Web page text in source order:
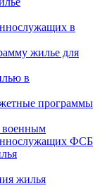
в
жилье для
в
программы
военным
ФСБ
жилья